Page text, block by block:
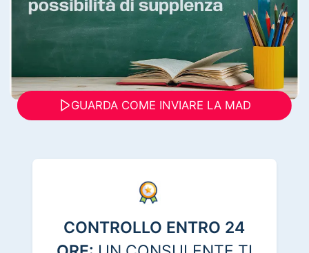
GUARDA COME INVIARE LA MAD
CONTROLLO ENTRO 24